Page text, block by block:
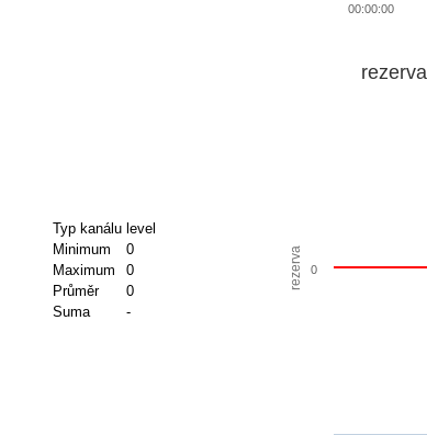
00:00:00
Typ kanálu level
Minimum
0
Maximum
0
Průměr
0
Suma
-
rezerva
rezerva
0